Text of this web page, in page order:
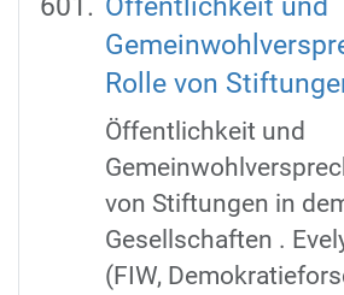
Rolle von
Öffentlichkeit und
von Stiftungen in
Gesellschaften .
(FIW,